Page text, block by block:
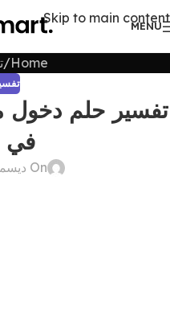
Skip to main content
MENU
Home
تفسير حلم دخول
في
On ديسمبر 22, 2024